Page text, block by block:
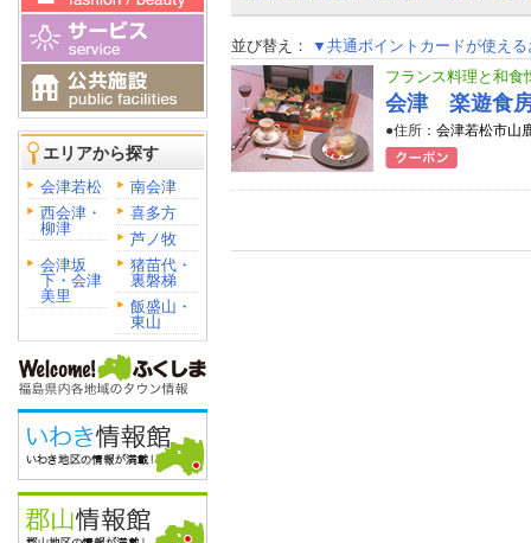
エリアから探す
会津若松
南会津
西会津・
柳津
喜多方
芦ノ牧
会津坂
下・会津
美里
猪苗代・
裏磐梯
飯盛山・
東山
並び替え：
▼共通ポイントカードが使える
フランス料理と和食
会津 楽遊食
●住所： 会津若松市山